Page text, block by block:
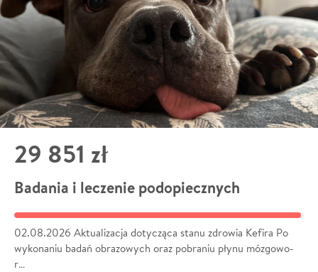
29 851 zł
Badania i leczenie podopiecznych
02.08.2026 Aktualizacja dotycząca stanu zdrowia Kefira Po
wykonaniu badań obrazowych oraz pobraniu płynu mózgowo-
r…